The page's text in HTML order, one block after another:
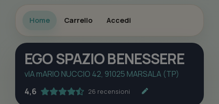
Home Carrello Accedi
EGO SPAZIO BENESSERE
vIA mARIO NUCCIO 42, 91025 MARSALA (TP)
4,6
26 recensioni